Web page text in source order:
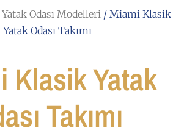
Odası Modelleri / Miami Klasik
Yatak Odası Takımı
Klasik Yatak
Takımı